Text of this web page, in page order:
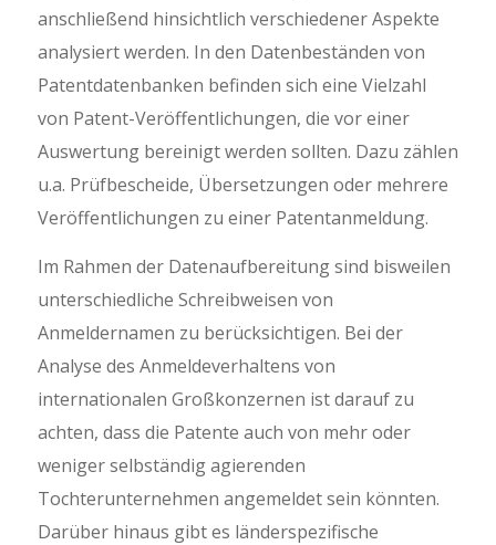
anschließend hinsichtlich verschiedener Aspekte
analysiert werden. In den Datenbeständen von
Patentdatenbanken befinden sich eine Vielzahl
von Patent-Veröffentlichungen, die vor einer
Auswertung bereinigt werden sollten. Dazu zählen
u.a. Prüfbescheide, Übersetzungen oder mehrere
Veröffentlichungen zu einer Patentanmeldung.
Im Rahmen der Datenaufbereitung sind bisweilen
unterschiedliche Schreibweisen von
Anmeldernamen zu berücksichtigen. Bei der
Analyse des Anmeldeverhaltens von
internationalen Großkonzernen ist darauf zu
achten, dass die Patente auch von mehr oder
weniger selbständig agierenden
Tochterunternehmen angemeldet sein könnten.
Darüber hinaus gibt es länderspezifische